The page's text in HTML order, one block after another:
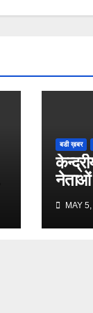
बडी ख़बर
नेताओं
MAY